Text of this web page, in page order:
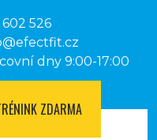
602 526
dny 9:00-17:00
ZDARMA